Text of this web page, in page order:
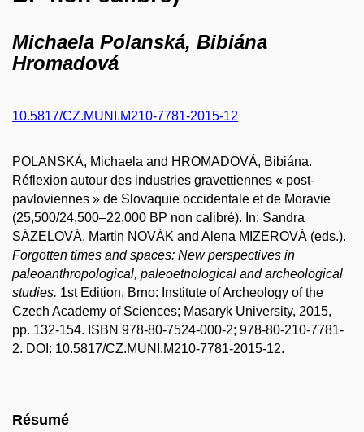
Michaela Polanská, Bibiána
Hromadová
10.5817/CZ.MUNI.M210-7781-2015-12
POLANSKÁ, Michaela and HROMADOVÁ, Bibiána.
Réflexion autour des industries gravettiennes « post-
pavloviennes » de Slovaquie occidentale et de Moravie
(25,500/24,500–22,000 BP non calibré). In: Sandra
SÁZELOVÁ, Martin NOVÁK and Alena MIZEROVÁ (eds.).
Forgotten times and spaces: New perspectives in
paleoanthropological, paleoetnological and archeological
studies. 1st Edition. Brno: Institute of Archeology of the
Czech Academy of Sciences; Masaryk University, 2015,
pp. 132-154. ISBN 978-80-7524-000-2; 978-80-210-7781-
2. DOI: 10.5817/CZ.MUNI.M210-7781-2015-12.
Résumé